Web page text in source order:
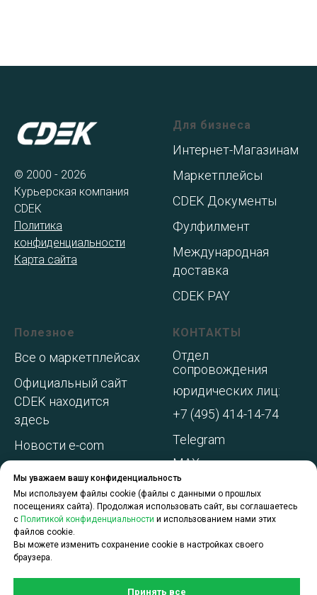
Мы уважаем вашу конфиденциальность
Мы используем файлы cookie (файлы с данными о прошлых
посещениях сайта). Продолжая использовать сайт, вы соглашаетесь
с Политикой конфиденциальности и использованием нами этих
файлов cookie.
Вы можете изменить сохранение cookie в настройках своего
браузера.
Принять все
© 2000 - 2026
Курьерская компания
CDEK
Политика
конфиденциальности
Карта сайта
Для бизнеса
Интернет-Магазинам
Маркетплейсы
CDEK Документы
Фулфилмент
Международная
доставка
CDEK PAY
Полезное
Все о маркетплейсах
Официальный сайт
CDEK находится
здесь
Новости e-com
Акции и
спецпредложения
О компании
КОНТАКТЫ
Отдел
сопровождения
юридических лиц:
+7 (495) 414-14-74
Telegram
MAX